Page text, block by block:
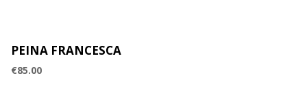
PEINA FRANCESCA
€85.00